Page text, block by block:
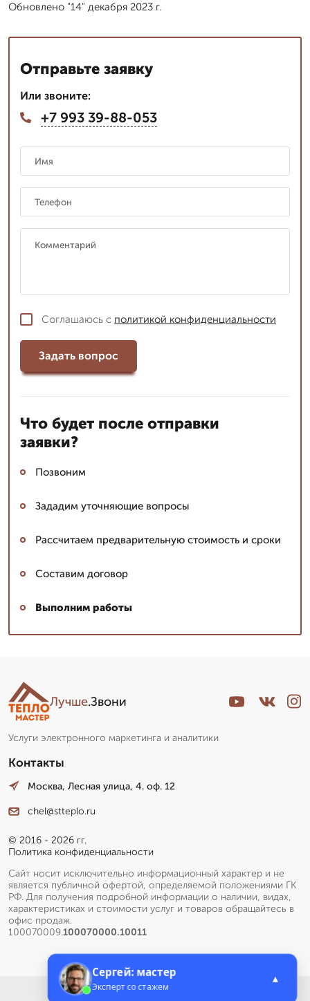
Обновлено "14" декабря 2023 г.
Отправьте заявку
Или звоните:
+7 993 39-88-053
Соглашаюсь с политикой конфиденциальности
Задать вопрос
Что будет после отправки
заявки?
Позвоним
Зададим уточняющие вопросы
Рассчитаем предварительную стоимость и сроки
Составим договор
Выполним работы
Лучше.Звони
Услуги электронного маркетинга и аналитики
Контакты
Москва, Лесная улица, 4. оф. 12
chel@stteplo.ru
© 2016 - 2026 гг.
Политика конфиденциальности
Сайт носит исключительно информационный характер и не
является публичной офертой, определяемой положениями ГК
РФ. Для получения подробной информации о наличии, видах,
характеристиках и стоимости услуг и товаров обращайтесь в
офис продаж.
100070009.100070000.10011
Меню
Сергей: мастер
Эксперт со стажем
▲